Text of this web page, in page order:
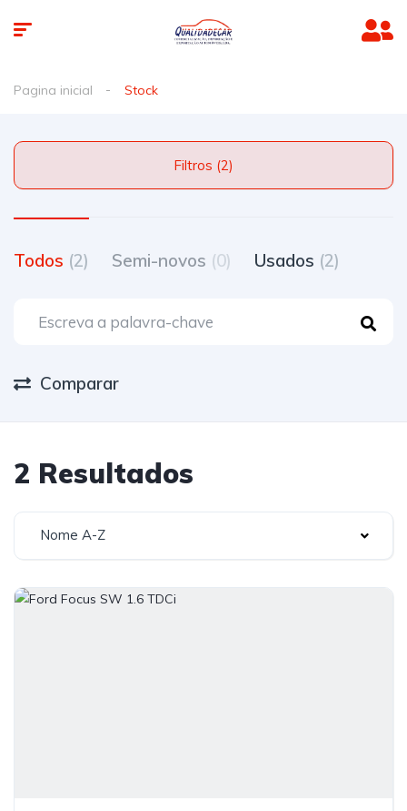
Pagina inicial Stock
Filtros (2)
Todos (2) Semi-novos (0) Usados (2)
Comparar
2 Resultados
Nome A-Z